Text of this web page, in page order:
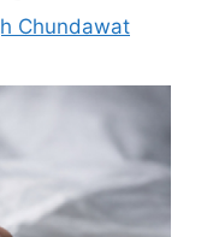
Chundawat